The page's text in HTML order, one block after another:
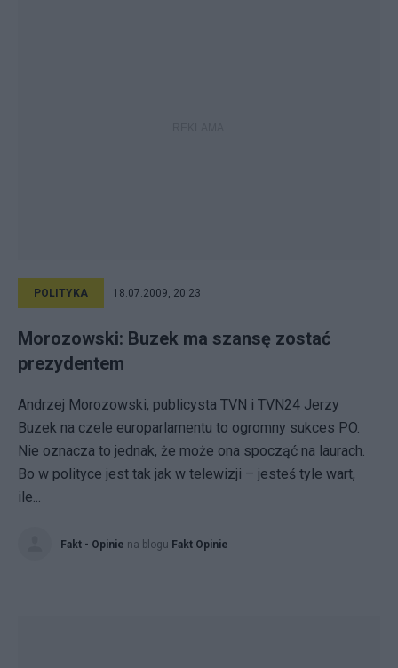
POLITYKA 18.07.2009, 20:23
Morozowski: Buzek ma szansę zostać
prezydentem
Andrzej Morozowski, publicysta TVN i TVN24 Jerzy
Buzek na czele europarlamentu to ogromny sukces PO.
Nie oznacza to jednak, że może ona spocząć na laurach.
Bo w polityce jest tak jak w telewizji – jesteś tyle wart,
ile...
Fakt - Opinie na blogu Fakt Opinie